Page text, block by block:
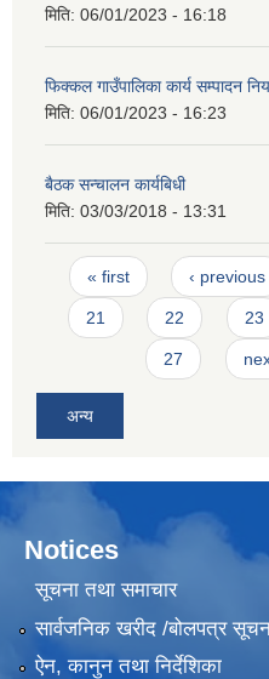
मिति: 06/01/2023 - 16:18
फिक्कल गाउँपालिका कार्य सम्पादन
मिति: 06/01/2023 - 16:23
बैठक सन्चालन कार्यबिधी
मिति: 03/03/2018 - 13:31
Pages
« first ‹ previous
21 22 23
27
अन्य
Notices
सूचना तथा समाचार
सार्वजनिक खरीद /बोलपत्र
ऐन, कानुन तथा निर्देशिका